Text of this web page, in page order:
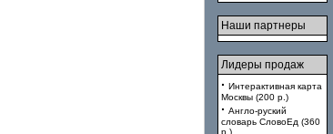
Наши партнеры
Лидеры продаж
· Интерактивная карта
Москвы (200 p.)
· Англо-руский
словарь СловоЕд (360
p.)